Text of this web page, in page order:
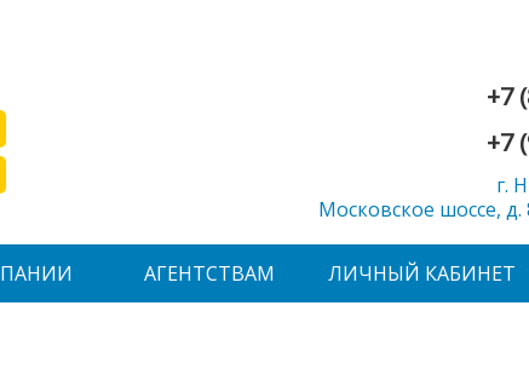
+7
+7
г.
Московское шоссе, д.
АГЕНТСТВАМ ЛИЧНЫЙ КАБИНЕТ